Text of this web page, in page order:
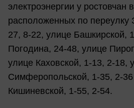
электроэнергии у ростовчан
расположенных по переулку
27, 8-22, улице Башкирской,
Погодина, 24-48, улице
улице Каховской, 1-13, 2-18,
Симферопольской, 1-35, 2-
Кишиневской, 1-55, 2-54.